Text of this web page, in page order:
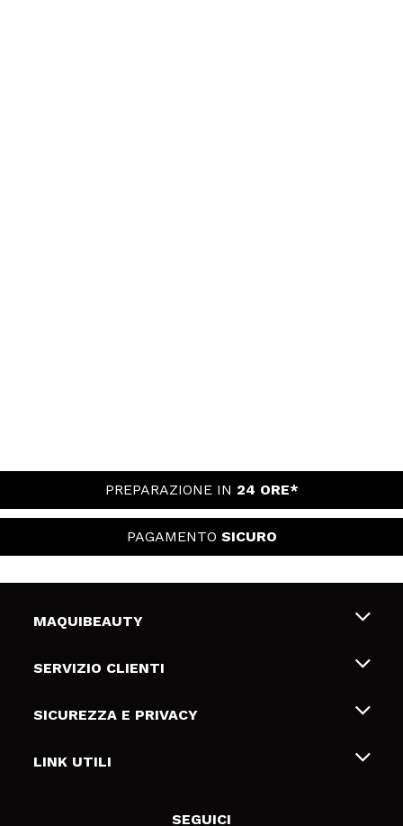
PREPARAZIONE IN 24 ORE*
PAGAMENTO SICURO
MAQUIBEAUTY
Chi siamo
Gift Cards
SERVIZIO CLIENTI
Spedizioni & Resi
Metodi di pagamamento
SICUREZZA E PRIVACY
Termini e condizioni
LINK UTILI
SEGUICI